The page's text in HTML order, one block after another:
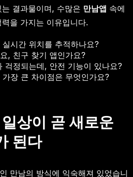
결과물이며, 수많은 만남앱 속에
을 가지는 이유입니다.
시간 위치를 추적하나요?
, 친구 찾기 앱인가요?
걱정되는데, 안전 기능이 있나요?
장 큰 차이점은 무엇인가요?
상이 곧 새로운
된다
만남의 방식에 익숙해져 있었습니